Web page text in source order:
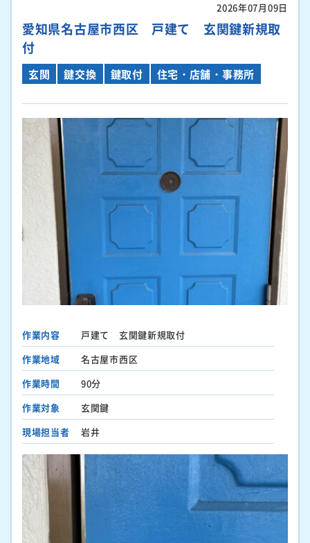
2026年07月09日
愛知県名古屋市西区 戸建て 玄関鍵新規取
付
玄関 鍵交換 鍵取付 住宅・店舗・事務所
作業内容
戸建て 玄関鍵新規取付
作業地域
名古屋市西区
作業時間
90分
作業対象
玄関鍵
現場担当者
岩井